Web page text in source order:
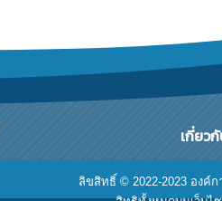
เกี่ยวกั
ลิขสิทธิ์ © 2022-2023 องค์ก